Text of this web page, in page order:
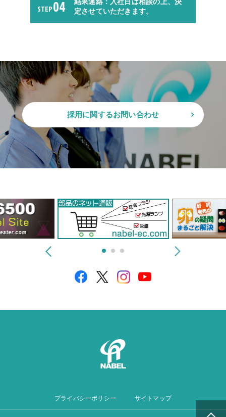
STEP04
結果連絡：入社日は相談の上、決
定させていただきます。
採用に関するお問い合わせ
プライバシーポリシー サイトマップ